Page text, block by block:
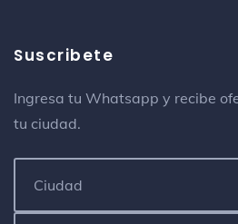
Copacabana
Bello Arte Sastrería
Suscribete
Ingresa tu Whatsapp y recibe
tu ciudad.